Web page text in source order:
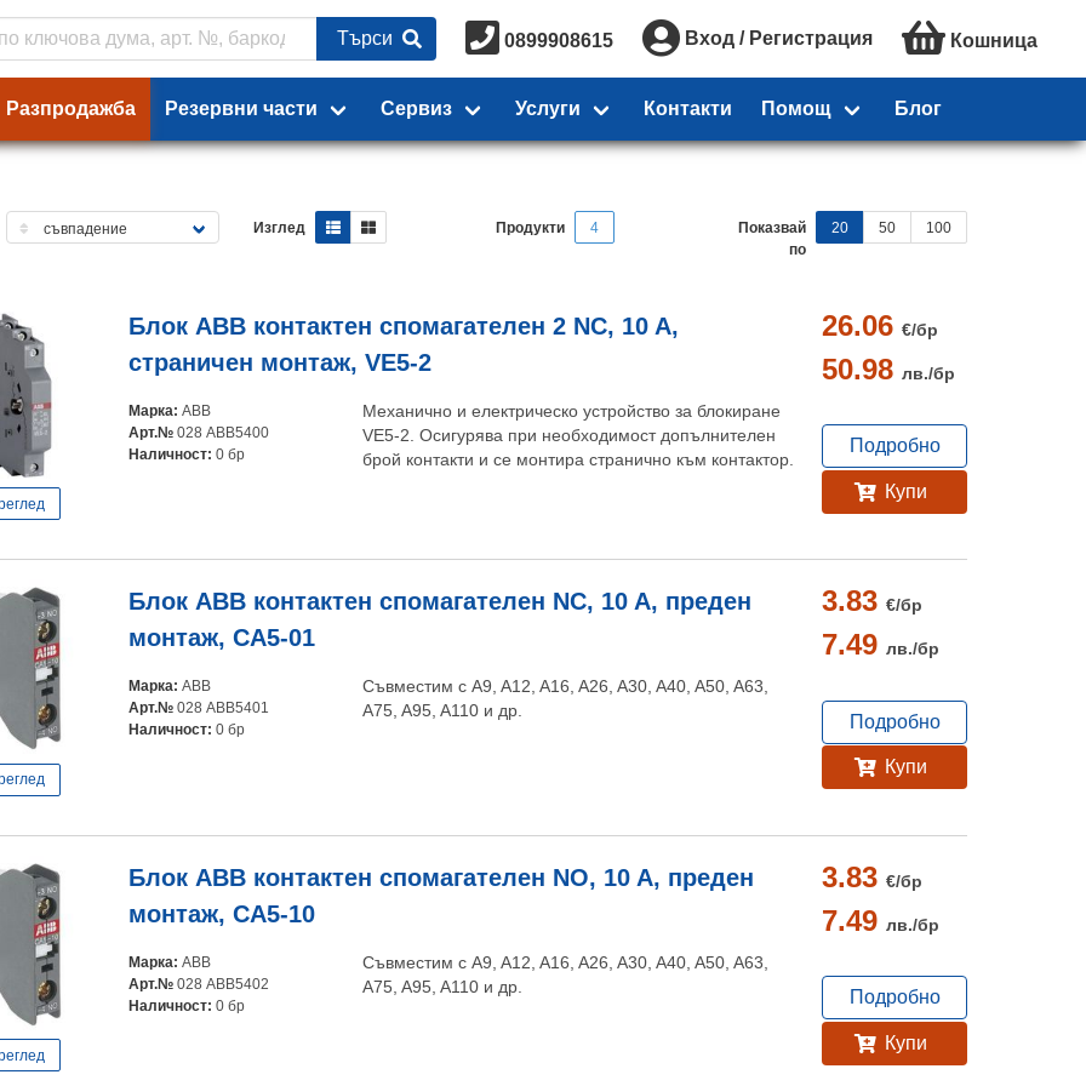
Търси 0899908615 Вход / Регистрация Кошница
Разпродажба Резервни части Сервиз Услуги Контакти Помощ Блог
Изглед Продукти 4
Показвай
по
20 50 100
Блок ABB контактен спомагателен 2 NC, 10 A,
страничен монтаж, VE5-2
Марка: ABB
Арт.№ 028 ABB5400
Наличност: 0 бр
Механично и електрическо устройство за блокиране
VE5-2. Oсигурява при необходимост допълнителен
брой контакти и се монтира странично към контактор.
26.06 €/бр
50.98 лв./бр
Подробно
Купи
Блок ABB контактен спомагателен NC, 10 A, преден
монтаж, CA5-01
Марка: ABB
Арт.№ 028 ABB5401
Наличност: 0 бр
Съвместим с A9, A12, A16, A26, A30, A40, A50, A63,
A75, A95, A110 и др.
3.83 €/бр
7.49 лв./бр
Подробно
Купи
Блок ABB контактен спомагателен NO, 10 A, преден
монтаж, CA5-10
Марка: ABB
Арт.№ 028 ABB5402
Наличност: 0 бр
Съвместим с A9, A12, A16, A26, A30, A40, A50, A63,
A75, A95, A110 и др.
3.83 €/бр
7.49 лв./бр
Подробно
Купи